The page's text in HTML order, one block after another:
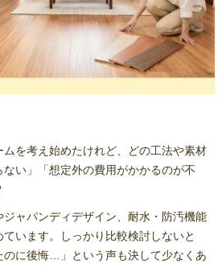
ムを考え始めたけれど、どの工法や素材
い」「想定外の費用がかかるのが不
ャパンディデザイン、耐水・防汚機能
います。しっかり比較検討しないと
のに後悔…」という声も決して少なくあ